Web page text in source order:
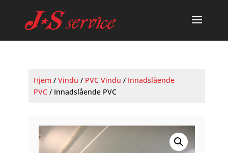
Hjem / Vindu / PVC Vindu / Innadslående
PVC/ Innadslående PVC